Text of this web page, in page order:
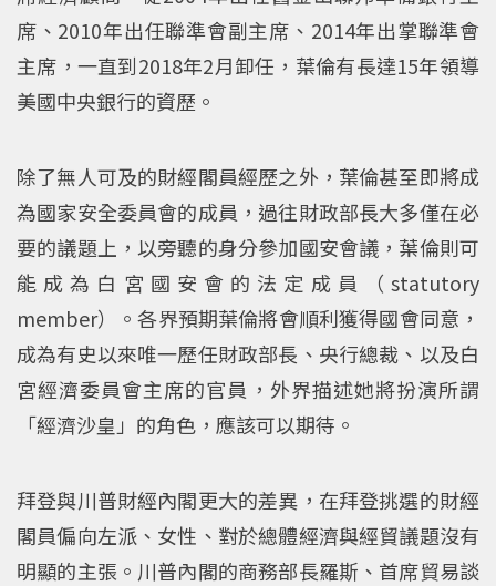
席、2010年出任聯準會副主席、2014年出掌聯準會
主席，一直到2018年2月卸任，葉倫有長達15年領導
美國中央銀行的資歷。
除了無人可及的財經閣員經歷之外，葉倫甚至即將成
為國家安全委員會的成員，過往財政部長大多僅在必
要的議題上，以旁聽的身分參加國安會議，葉倫則可
能成為白宮國安會的法定成員（statutory
member）。各界預期葉倫將會順利獲得國會同意，
成為有史以來唯一歷任財政部長、央行總裁、以及白
宮經濟委員會主席的官員，外界描述她將扮演所謂
「經濟沙皇」的角色，應該可以期待。
拜登與川普財經內閣更大的差異，在拜登挑選的財經
閣員偏向左派、女性、對於總體經濟與經貿議題沒有
明顯的主張。川普內閣的商務部長羅斯、首席貿易談